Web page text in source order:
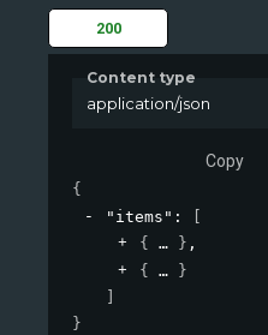
200
Content type
application/json
Copy
{
"items" :
{
} ,
{
}
}